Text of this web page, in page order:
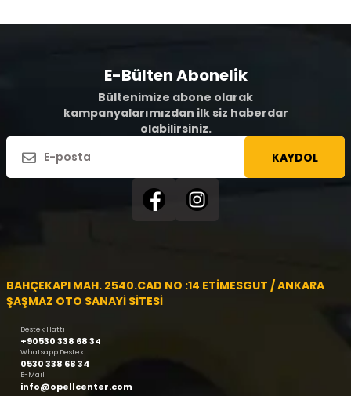
E-Bülten Abonelik
Bültenimize abone olarak
kampanyalarımızdan ilk siz haberdar
olabilirsiniz.
KAYDOL
BAHÇEKAPI MAH. 2540.CAD NO :14 ETİMESGUT / ANKARA
ŞAŞMAZ OTO SANAYİ SİTESİ
Destek Hattı
+90530 338 68 34
Whatsapp Destek
0530 338 68 34
E-Mail
info@opellcenter.com